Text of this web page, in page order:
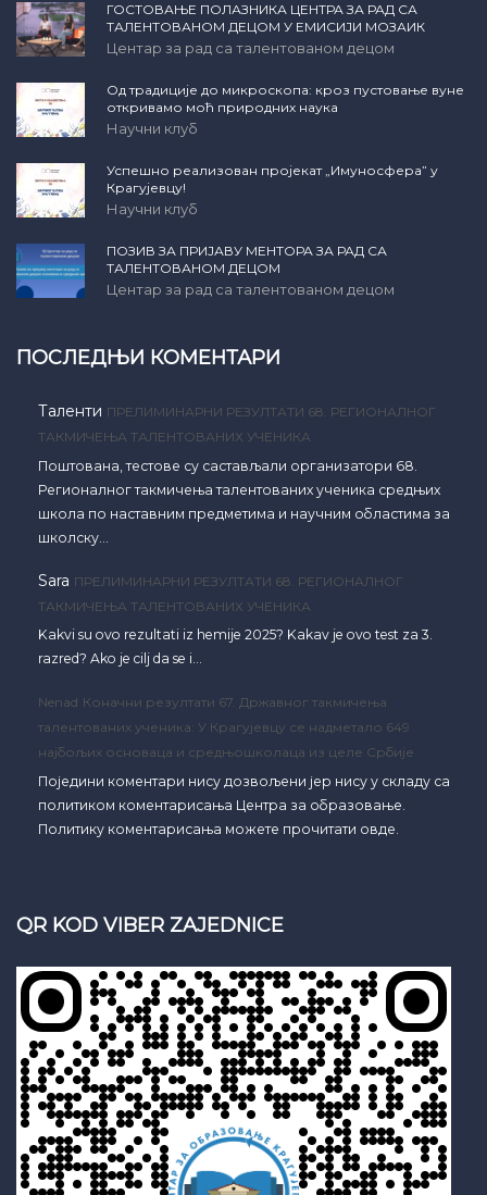
ГОСТОВАЊЕ ПОЛАЗНИКА ЦЕНТРА ЗА РАД СА
ТАЛЕНТОВАНОМ ДЕЦОМ У ЕМИСИЈИ МОЗАИК
Центар за рад са талентованом децом
Од традиције до микроскопа: кроз пустовање вуне
откривамо моћ природних наука
Научни клуб
Успешно реализован пројекат „Имуносфера” у
Крагујевцу!
Научни клуб
ПОЗИВ ЗА ПРИЈАВУ МЕНТОРА ЗА РАД СА
ТАЛЕНТОВАНОМ ДЕЦОМ
Центар за рад са талентованом децом
ПОСЛЕДЊИ КОМЕНТАРИ
Таленти ПРЕЛИМИНАРНИ РЕЗУЛТАТИ 68. РЕГИОНАЛНОГ
ТАКМИЧЕЊА ТАЛЕНТОВАНИХ УЧЕНИКА
Поштована, тестове су састављали организатори 68.
Регионалног такмичења талентованих ученика средњих
школа по наставним предметима и научним областима за
школску…
Sara ПРЕЛИМИНАРНИ РЕЗУЛТАТИ 68. РЕГИОНАЛНОГ
ТАКМИЧЕЊА ТАЛЕНТОВАНИХ УЧЕНИКА
Kakvi su ovo rezultati iz hemije 2025? Kakav je ovo test za 3.
razred? Ako je cilj da se i…
Nenad Коначни резултати 67. Државног такмичења
талентованих ученика: У Крагујевцу се надметало 649
најбољих основаца и средњошколаца из целе Србије
Поједини коментари нису дозвољени јер нису у складу са
политиком коментарисања Центра за образовање.
Политику коментарисања можете прочитати овде.
QR KOD VIBER ZAJEDNICE